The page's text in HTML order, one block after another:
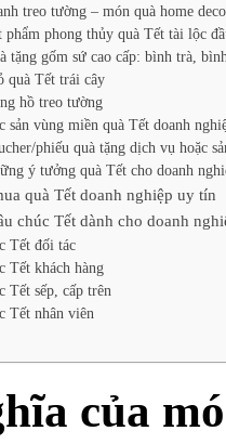
treo tường – món quà home
phẩm phong thủy quà Tết tài lộc
tặng gốm sứ cao cấp: bình trà,
quà Tết trái cây
hồ treo tường
sản vùng miền quà Tết doanh
phiếu quà tặng dịch vụ hoặc
ý tưởng quà Tết cho doanh
quà Tết doanh nghiệp uy tín
chúc Tết dành cho doanh
Tết đối tác
Tết khách hàng
Tết sếp, cấp trên
Tết nhân viên
của